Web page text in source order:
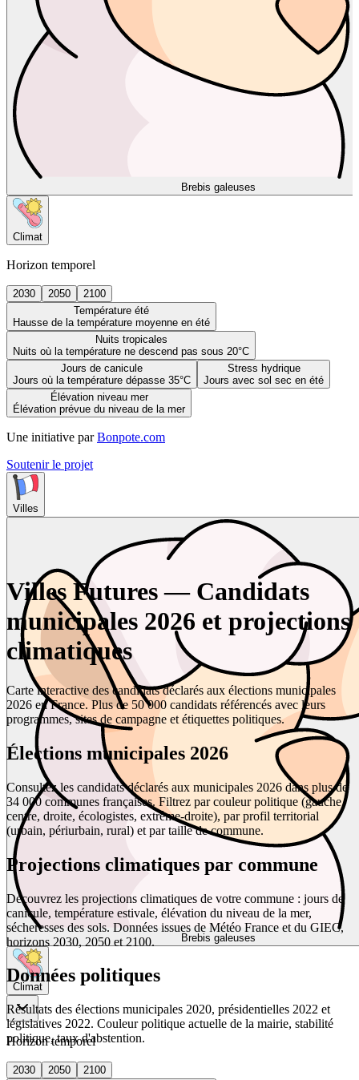
Brebis galeuses
Climat
Horizon temporel
2030 2050
2100
Température été
Hausse de la température moyenne en été
Nuits tropicales
Nuits où la température ne descend pas sous 20°C
Jours de canicule
Jours où la température dépasse 35°C
Stress hydrique
Jours avec sol sec en été
Élévation niveau mer
Élévation prévue du niveau de la mer
Une initiative par Bonpote.com
Soutenir le projet
Villes
Brebis galeuses
Climat
Horizon temporel
2030 2050
2100
Villes Futures — Candidats
municipales 2026 et projections
climatiques
Carte interactive des candidats déclarés aux élections municipales
2026 en France. Plus de 50 000 candidats référencés avec leurs
programmes, sites de campagne et étiquettes politiques.
Élections municipales 2026
Consultez les candidats déclarés aux municipales 2026 dans plus de
34 000 communes françaises. Filtrez par couleur politique (gauche,
centre, droite, écologistes, extrême-droite), par profil territorial
(urbain, périurbain, rural) et par taille de commune.
Projections climatiques par commune
Découvrez les projections climatiques de votre commune : jours de
canicule, température estivale, élévation du niveau de la mer,
sécheresses des sols. Données issues de Météo France et du GIEC,
horizons 2030, 2050 et 2100.
Données politiques
Résultats des élections municipales 2020, présidentielles 2022 et
législatives 2022. Couleur politique actuelle de la mairie, stabilité
politique, taux d'abstention.